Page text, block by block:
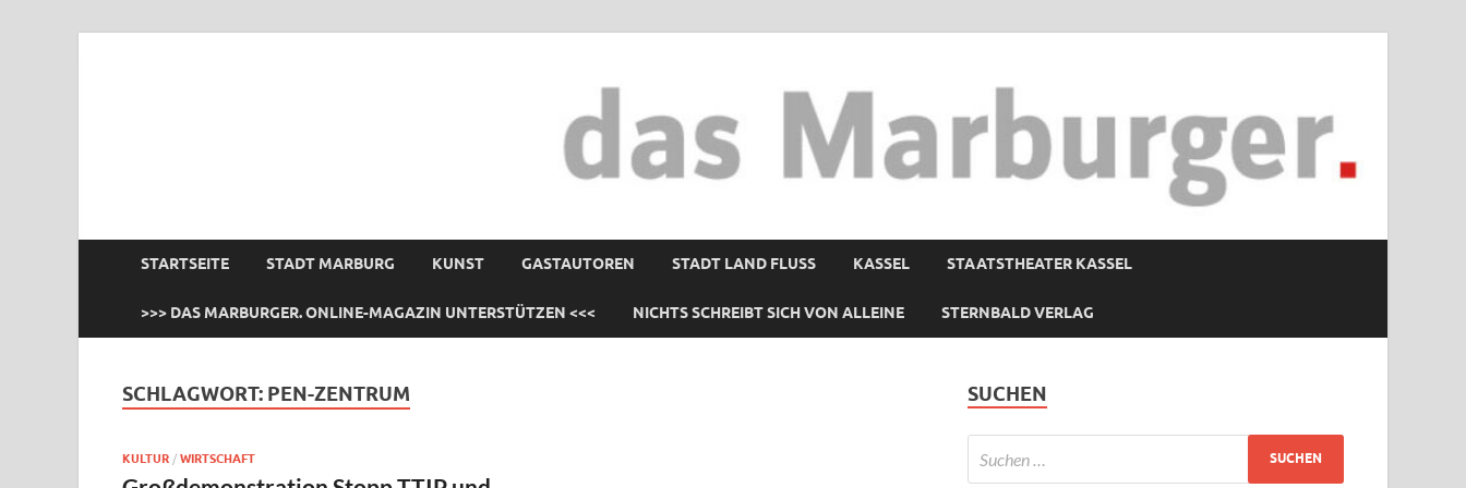
STARTSEITE STADT MARBURG KUNST GASTAUTOREN STADT LAND FLUSS KASSEL STAATSTHEATER KASSEL
>>> DAS MARBURGER. ONLINE-MAGAZIN UNTERSTÜTZEN <<< NICHTS SCHREIBT SICH VON ALLEINE STERNBALD VERLAG
SCHLAGWORT: PEN-ZENTRUM
KULTUR / WIRTSCHAFT
SUCHEN